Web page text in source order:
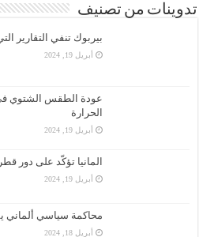
تدوينات من تصنيف
بيربوك تنفي التقارير
أبريل 19, 2024
عودة الطقس الشتوي في
الحرارة
أبريل 19, 2024
المانيا تؤكّد على دور
أبريل 19, 2024
محاكمة سياسي ألماني
أبريل 18, 2024